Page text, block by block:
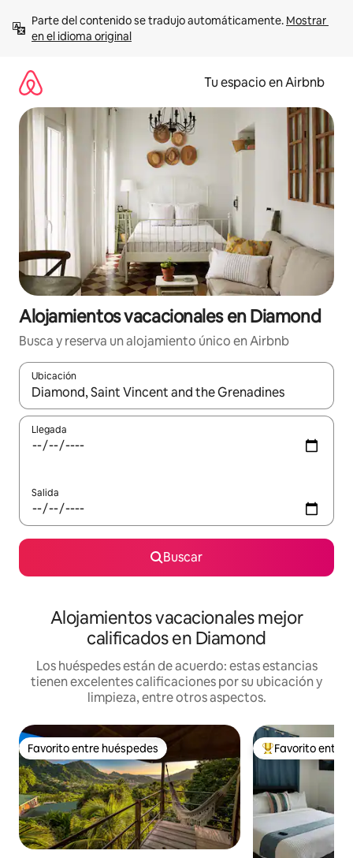
contenido
Parte del contenido se tradujo automáticamente. Mostrar
en el idioma original
Tu espacio en Airbnb
Alojamientos vacacionales en Diamond
Busca y reserva un alojamiento único en Airbnb
Ubicación
Cuando los resultados estén disponibles, podrás navegar
Llegada
Salida
Buscar
Alojamientos vacacionales mejor
calificados en Diamond
Los huéspedes están de acuerdo: estas estancias
tienen excelentes calificaciones por su ubicación y
limpieza, entre otros aspectos.
Favorito entre huéspedes
Favorito entre huéspedes De los mejores
Favorito entre